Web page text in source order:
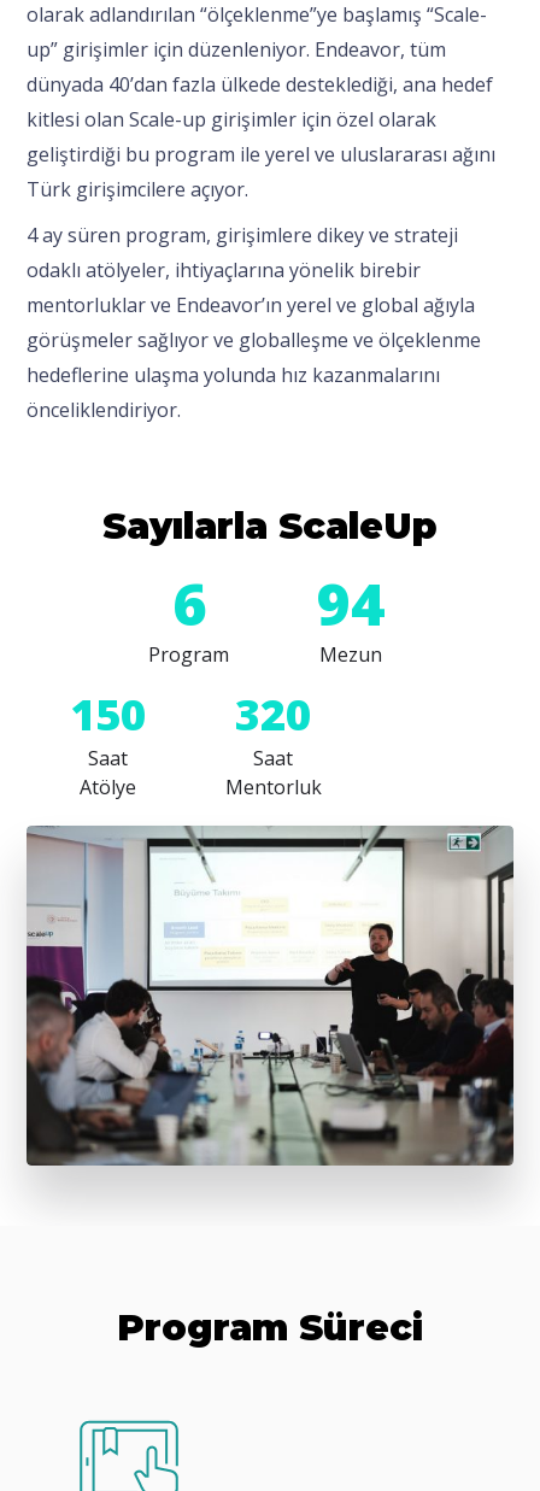
olarak adlandırılan “ölçeklenme”ye başlamış “Scale-
up” girişimler için düzenleniyor. Endeavor, tüm
dünyada 40’dan fazla ülkede desteklediği, ana hedef
kitlesi olan Scale-up girişimler için özel olarak
geliştirdiği bu program ile yerel ve uluslararası ağını
Türk girişimcilere açıyor.
4 ay süren program, girişimlere dikey ve strateji
odaklı atölyeler, ihtiyaçlarına yönelik birebir
mentorluklar ve Endeavor’ın yerel ve global ağıyla
görüşmeler sağlıyor ve globalleşme ve ölçeklenme
hedeflerine ulaşma yolunda hız kazanmalarını
önceliklendiriyor.
Sayılarla ScaleUp
6
Program
94
Mezun
150
Saat
Atölye
320
Saat
Mentorluk
Program Süreci